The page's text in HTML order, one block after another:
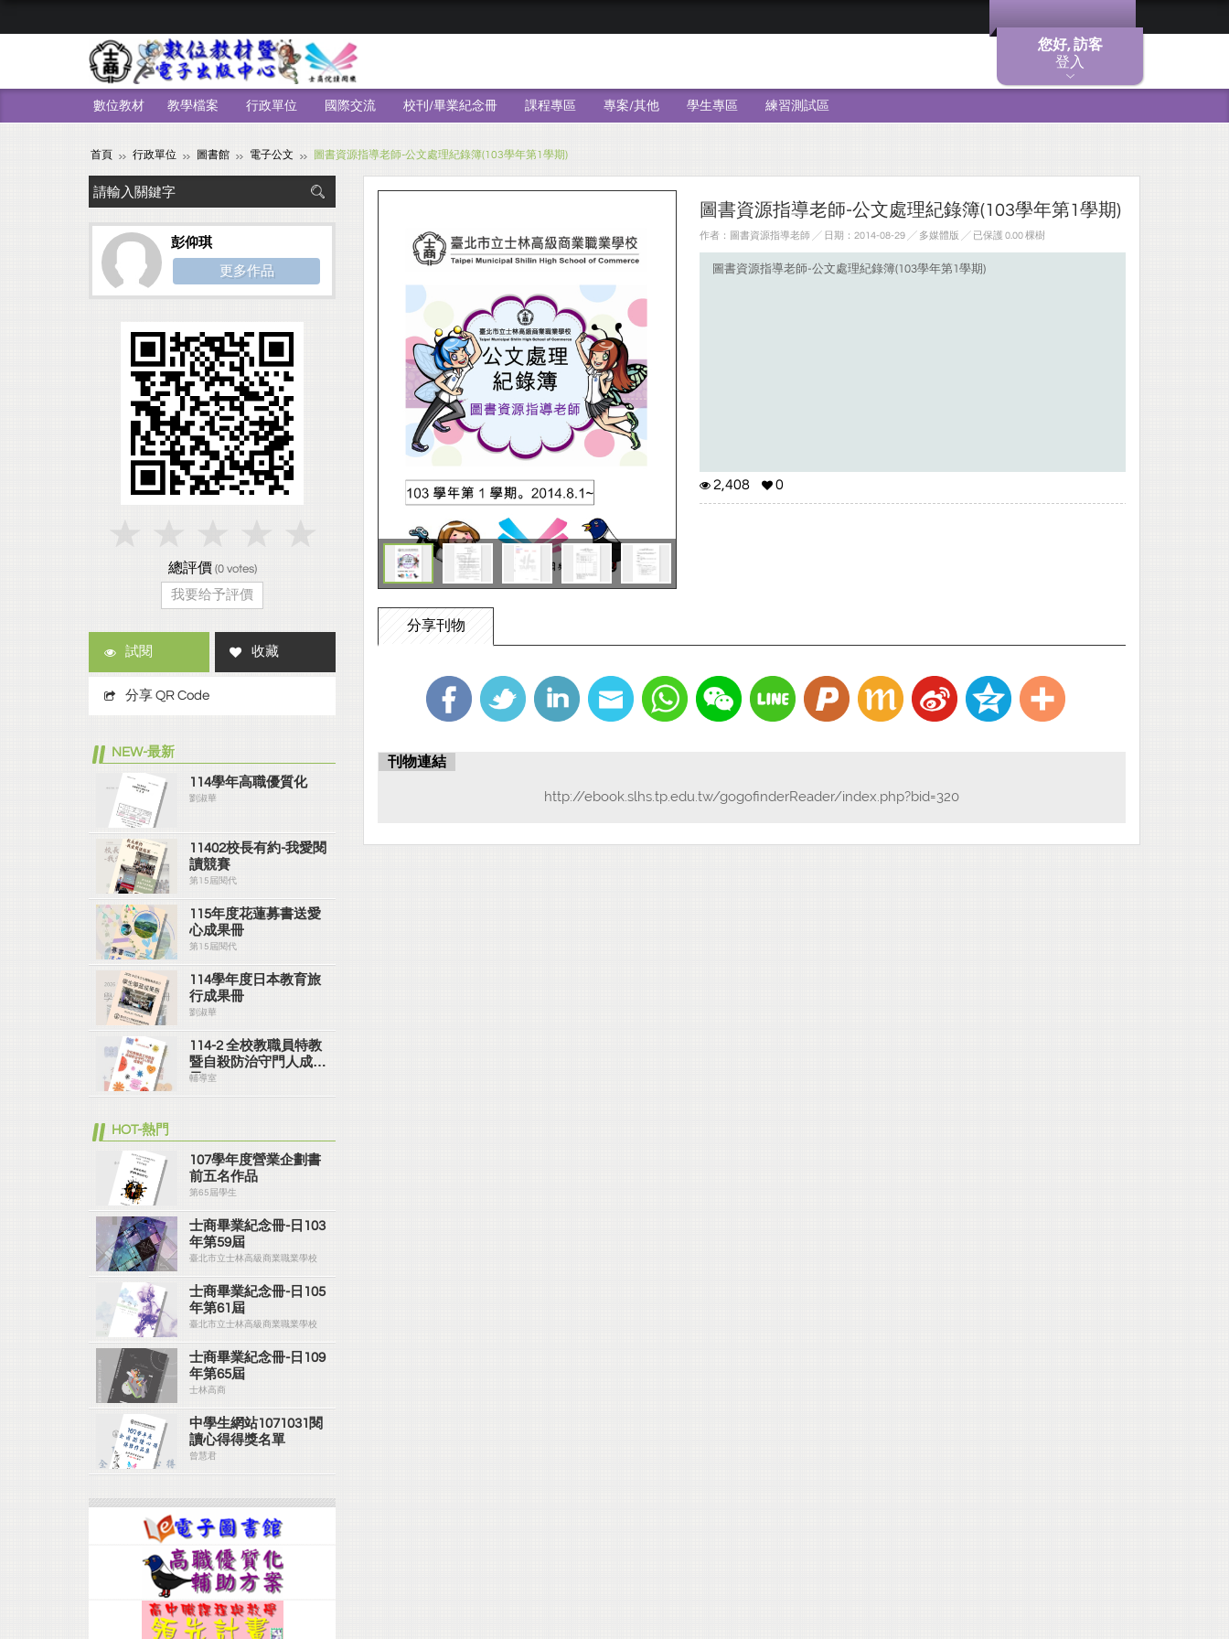
您好, 訪客
登入
數位教材 教學檔案 行政單位 國際交流 校刊/畢業紀念冊 課程專區 專案/其他 學生專區 練習測試區
首頁 行政單位 圖書館 電子公文 圖書資源指導老師-公文處理紀錄簿(103學年第1學期)
圖書資源指導老師-公文處理紀錄簿(103學年第1學期)
作者：圖書資源指導老師 ╱ 日期：2014-08-29 ╱ 多媒體版 ╱ 已保護 0.00 棵樹
圖書資源指導老師-公文處理紀錄簿(103學年第1學期)
2,408 0
分享刊物
刊物連結
http://ebook.slhs.tp.edu.tw/gogofinderReader/index.php?bid=320
彭仰琪
更多作品
總評價 (0votes)
我要给予評價
試閱 收藏
分享 QR Code
NEW-最新
114學年高職優質化
劉淑華
11402校長有約-我愛閱
讀競賽
第15屆閱代
115年度花蓮募書送愛
心成果冊
第15屆閱代
114學年度日本教育旅
行成果冊
劉淑華
114-2 全校教職員特教
暨自殺防治守門人成果
冊
輔導室
HOT-熱門
107學年度營業企劃書
前五名作品
第65屆學生
士商畢業紀念冊-日103
年第59屆
臺北市立士林高級商業職業學校
士商畢業紀念冊-日105
年第61屆
臺北市立士林高級商業職業學校
士商畢業紀念冊-日109
年第65屆
士林高商
中學生網站1071031閱
讀心得得獎名單
曾慧君